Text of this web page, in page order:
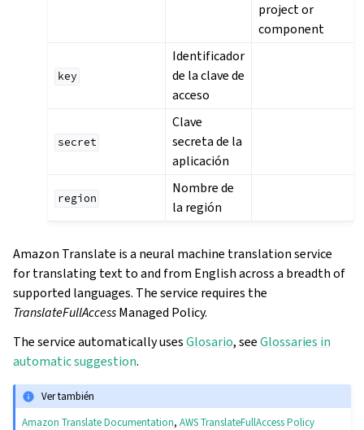
project or
component
key
Identificador
de la clave de
acceso
secret
Clave
secreta de la
aplicación
region
Nombre de
la región
Amazon Translate is a neural machine translation service
for translating text to and from English across a breadth of
supported languages. The service requires the
TranslateFullAccessManaged Policy.
The service automatically usesGlosario, seeGlossaries in
automatic suggestion.
Ver también
Amazon Translate Documentation,AWS TranslateFullAccess Policy